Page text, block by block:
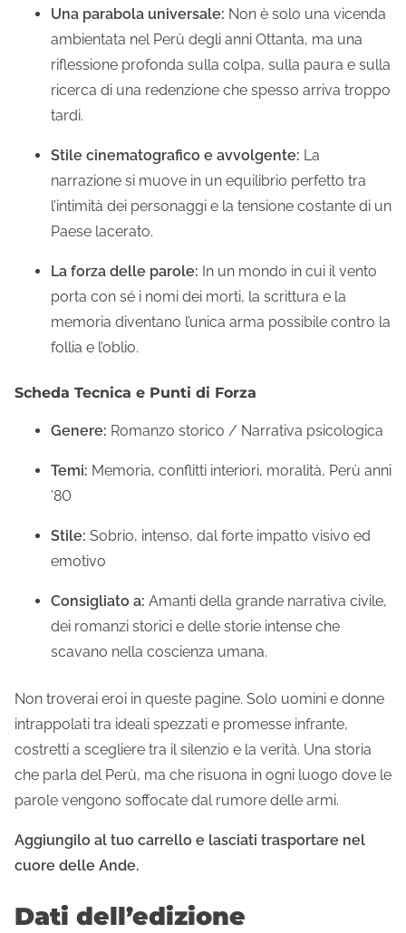
Una parabola universale: Non è solo una vicenda
ambientata nel Perù degli anni Ottanta, ma una
riflessione profonda sulla colpa, sulla paura e sulla
ricerca di una redenzione che spesso arriva troppo
tardi.
Stile cinematografico e avvolgente: La
narrazione si muove in un equilibrio perfetto tra
l’intimità dei personaggi e la tensione costante di un
Paese lacerato.
La forza delle parole: In un mondo in cui il vento
porta con sé i nomi dei morti, la scrittura e la
memoria diventano l’unica arma possibile contro la
follia e l’oblio.
Scheda Tecnica e Punti di Forza
Genere: Romanzo storico / Narrativa psicologica
Temi: Memoria, conflitti interiori, moralità, Perù anni
’80
Stile: Sobrio, intenso, dal forte impatto visivo ed
emotivo
Consigliato a: Amanti della grande narrativa civile,
dei romanzi storici e delle storie intense che
scavano nella coscienza umana.
Non troverai eroi in queste pagine. Solo uomini e donne
intrappolati tra ideali spezzati e promesse infrante,
costretti a scegliere tra il silenzio e la verità. Una storia
che parla del Perù, ma che risuona in ogni luogo dove le
parole vengono soffocate dal rumore delle armi.
Aggiungilo al tuo carrello e lasciati trasportare nel
cuore delle Ande.
Dati dell’edizione